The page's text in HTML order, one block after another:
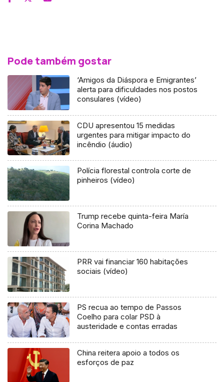
Pode também gostar
‘Amigos da Diáspora e Emigrantes’
alerta para dificuldades nos postos
consulares (vídeo)
CDU apresentou 15 medidas
urgentes para mitigar impacto do
incêndio (áudio)
Polícia florestal controla corte de
pinheiros (vídeo)
Trump recebe quinta-feira María
Corina Machado
PRR vai financiar 160 habitações
sociais (vídeo)
PS recua ao tempo de Passos
Coelho para colar PSD à
austeridade e contas erradas
China reitera apoio a todos os
esforços de paz